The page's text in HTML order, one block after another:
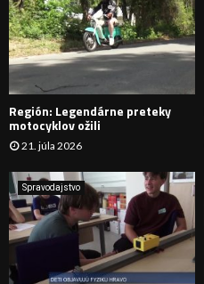
:
Región: Legendárne preteky
motocyklov ožili
21. júla 2026
Spravodajstvo